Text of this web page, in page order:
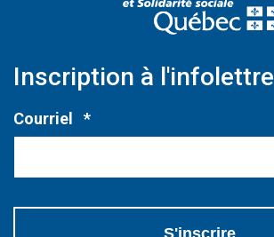
Inscription à l'infolettre
Courriel *Obligatoire